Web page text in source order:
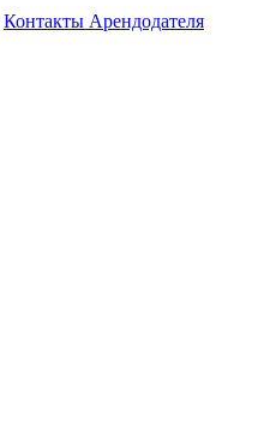
Контакты Арендодателя